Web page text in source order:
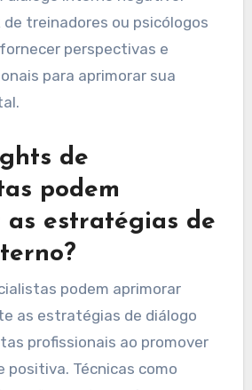
é crucial. Eles podem
contraproducentes por
focando em metas
Praticar mindfulness pode
interno negativo.
de treinadores ou psicólogos
perspectivas e
para aprimorar sua
de
podem
estratégias de